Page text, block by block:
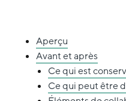
Aperçu
Avant et après
Ce qui est
Ce qui peut être